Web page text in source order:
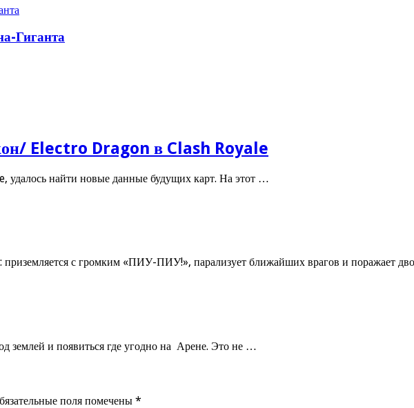
Гиганта
Electro Dragon в Clash Royale
удалось найти новые данные будущих карт. На этот …
с громким «ПИУ-ПИУ!», парализует ближайших врагов и поражает
и появиться где угодно на Арене. Это не …
поля помечены *